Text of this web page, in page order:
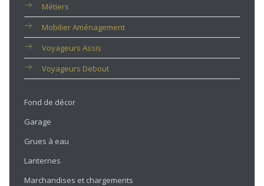
Métiers
Mobilier Aménagement
Voyageurs Assis
Voyageurs Debout
Fond de décor
Garage
Grues à eau
Lanternes
Marchandises et chargements